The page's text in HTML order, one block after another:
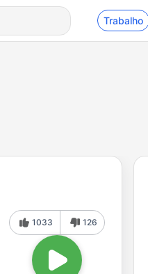
Trabalho
1033 126